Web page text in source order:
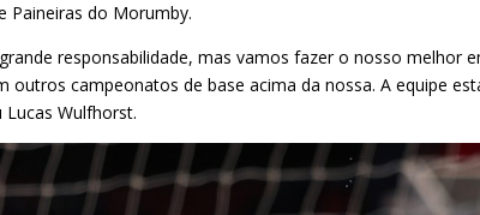
Paineiras do Morumby.
grande responsabilidade, mas vamos fazer o nosso
outros campeonatos de base acima da nossa. A equipe
Lucas Wulfhorst.